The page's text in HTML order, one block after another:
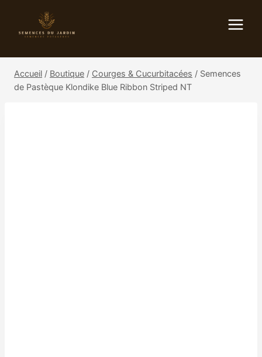
contenu
Accueil / Boutique / Courges & Cucurbitacées / Semences
de Pastèque Klondike Blue Ribbon Striped NT